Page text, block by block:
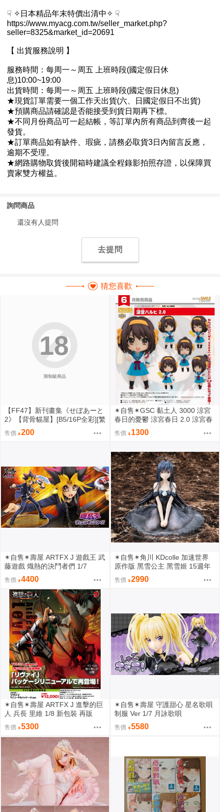
詢問商品
還沒有人提問
去提問
猜您喜歡
限制級商品
18
【FF47】新刊畫集《せぼあーと
2》【背骨貓屋】[B5/16P全彩][繁
體中文]｜九月陸續出貨
售價 200
✶自售✶GSC 黏土人 3000 涼宮
春日的憂鬱 涼宮春日 2.0 涼宮春
日的憂郁
售價 1300
✶自售✶壽屋 ARTFX J 遊戲王 武
藤遊戲 熾熱的決鬥者們 1/7
售價 4400
✶自售✶角川 KDcolle 加速世界
原作版 黑雪公主 黑雪姬 15週年
紀念 結婚禮服 15周年
售價 2990
✶自售✶壽屋 ARTFX J 進擊的巨
人 兵長 里維 1/8 新包裝 再販
售價 5300
✶自售✶壽屋 守護甜心 星名歌唄
制服 Ver 1/7 月詠歌唄
售價 5580